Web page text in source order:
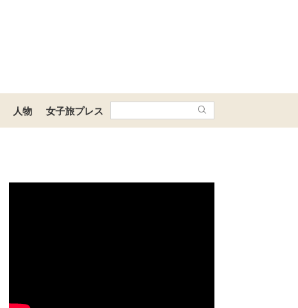
人物 女子旅プレス